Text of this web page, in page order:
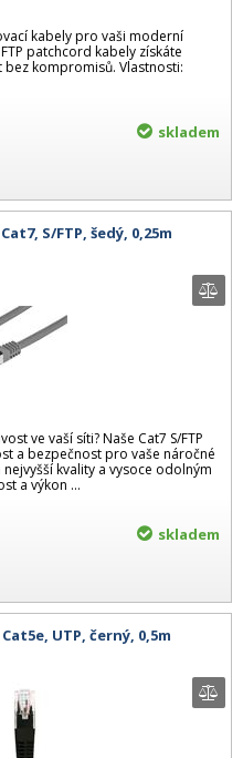
kabely pro vaši moderní
patchcord kabely získáte
kompromisů. Vlastnosti:
skladem
S/FTP, šedý, 0,25m
ve vaší síti? Naše Cat7 S/FTP
a bezpečnost pro vaše náročné
kvality a vysoce odolným
a výkon ...
skladem
UTP, černý, 0,5m